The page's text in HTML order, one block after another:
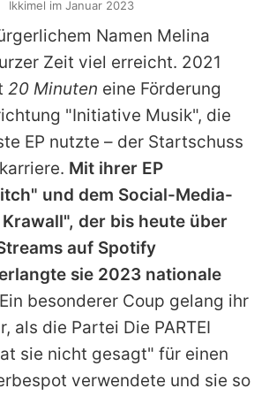
Namen Melina
Zeit viel erreicht. 2021
20 Minuten eine Förderung
"Initiative Musik", die
EP nutzte – der Startschuss
Mit ihrer EP
und dem Social-Media-
der bis heute über
auf Spotify
sie 2023 nationale
Ein besonderer Coup gelang ihr
als die Partei Die PARTEI
sie nicht gesagt" für einen
verwendete und sie so
Ikkimel im Januar 2023